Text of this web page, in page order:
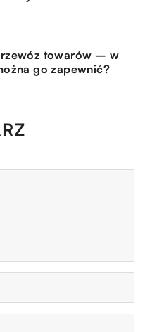
towarów – w
go zapewnić?